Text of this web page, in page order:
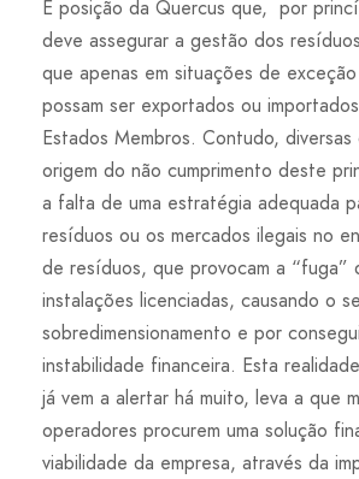
É posição da Quercus que, por
deve assegurar a gestão dos
que apenas em situações de
possam ser exportados ou
Estados Membros. Contudo, diversas
origem do não cumprimento deste
a falta de uma estratégia adequada
resíduos ou os mercados ilegais no
de resíduos, que provocam a “fuga”
instalações licenciadas, causando o
sobredimensionamento e por
instabilidade financeira. Esta
já vem a alertar há muito, leva a que
operadores procurem uma solução
viabilidade da empresa, através da